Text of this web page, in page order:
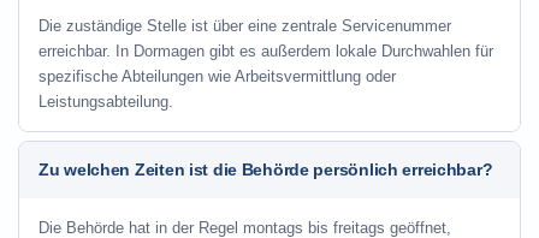
Die zuständige Stelle ist über eine zentrale Servicenummer
erreichbar. In Dormagen gibt es außerdem lokale Durchwahlen für
spezifische Abteilungen wie Arbeitsvermittlung oder
Leistungsabteilung.
Zu welchen Zeiten ist die Behörde persönlich erreichbar?
Die Behörde hat in der Regel montags bis freitags geöffnet,